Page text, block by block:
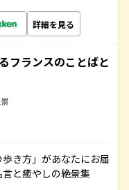
詳細を見る
フランスのことばと
き方」があなたにお届
と癒やしの絶景集